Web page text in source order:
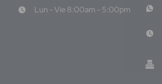
Lun - Vie 8:00am - 5:00pm